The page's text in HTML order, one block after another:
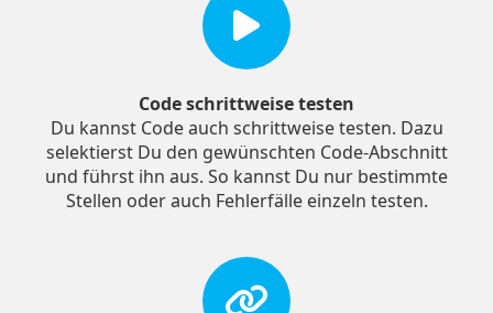
Code schrittweise testen
Du kannst Code auch schrittweise testen. Dazu
selektierst Du den gewünschten Code-Abschnitt
und führst ihn aus. So kannst Du nur bestimmte
Stellen oder auch Fehlerfälle einzeln testen.